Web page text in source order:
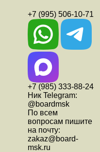
+7 (995) 506-10-71
+7 (985) 333-88-24
Ник Telegram:
@boardmsk
По всем
вопросам пишите
на почту:
zakaz@board-
msk.ru